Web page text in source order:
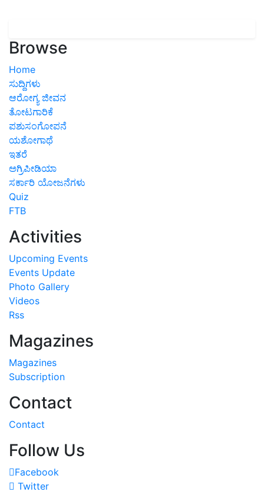
Browse
Home
ಸುದ್ದಿಗಳು
ಆರೋಗ್ಯ ಜೀವನ
ತೋಟಗಾರಿಕೆ
ಪಶುಸಂಗೋಪನೆ
ಯಶೋಗಾಥೆ
ಇತರೆ
ಅಗ್ರಿಪೀಡಿಯಾ
ಸರ್ಕಾರಿ ಯೋಜನೆಗಳು
Quiz
FTB
Activities
Upcoming Events
Events Update
Photo Gallery
Videos
Rss
Magazines
Magazines
Subscription
Contact
Contact
Follow Us
Facebook
Twitter